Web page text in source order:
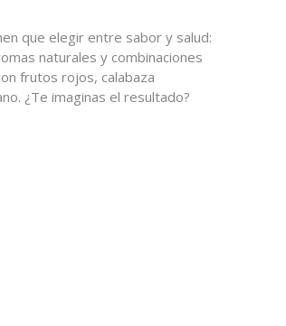
que elegir entre sabor y salud:
naturales y combinaciones
frutos rojos, calabaza
¿Te imaginas el resultado?